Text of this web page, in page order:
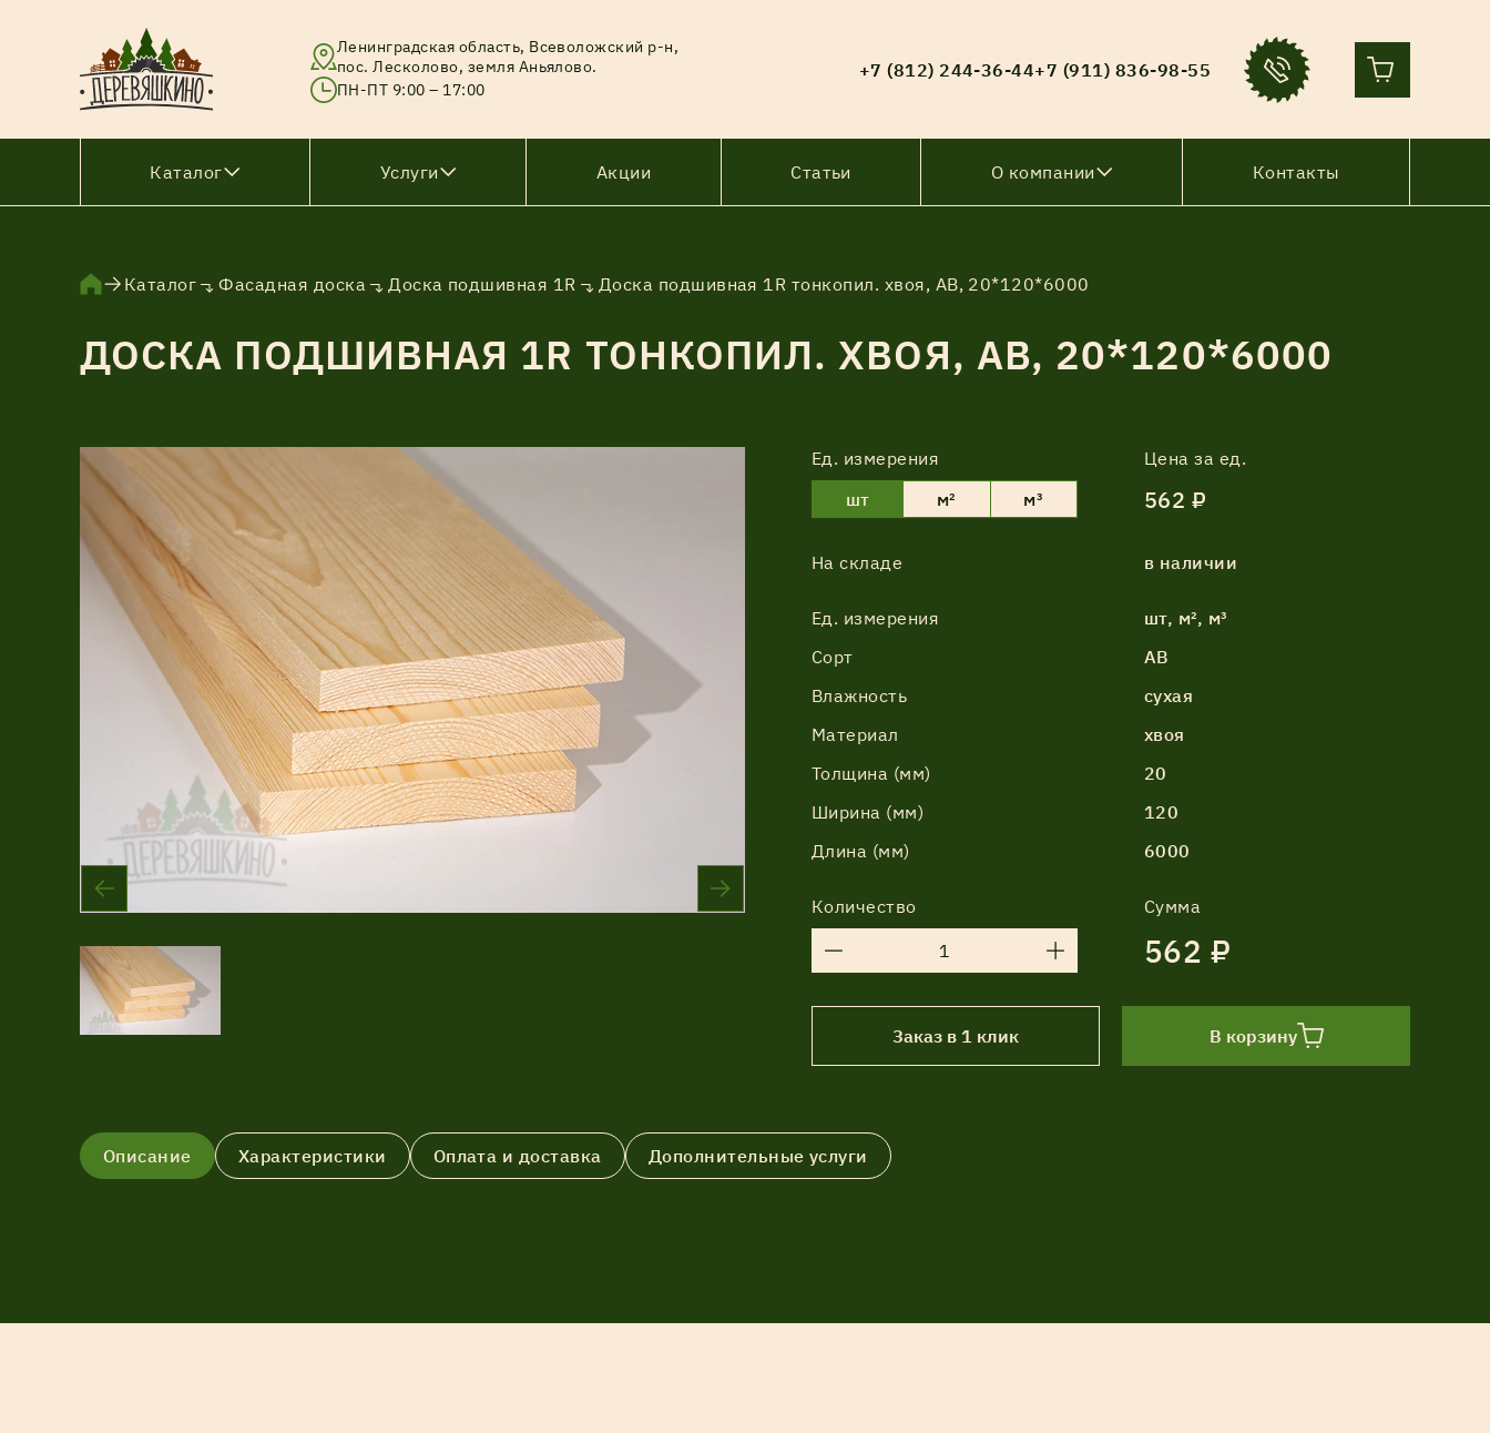
Ленинградская область, Всеволожский р-н,
пос. Лесколово, земля Аньялово.
ПН-ПТ 9:00 – 17:00
+7 (812) 244-36-44+7 (911) 836-98-55
Каталог
Брусок
Вагонка
Доска тонкопиленная
Имитация бруса
Крашеная продукция
Планкен
Террасная доска
Фасадная доска
Услуги Акции Статьи О компании Контакты
Каталог Фасадная доска Доска подшивная 1R Доска подшивная 1R тонкопил. хвоя, АВ, 20*120*6000
ДОСКА ПОДШИВНАЯ 1R ТОНКОПИЛ. ХВОЯ, АВ, 20*120*6000
Ед. измерения
шт
м² м³
Цена за ед.
562 ₽
На складе в наличии
Ед. измерения
шт, м², м³
Сорт
АВ
Влажность
сухая
Материал
хвоя
Толщина (мм)
20
Ширина (мм)
120
Длина (мм)
6000
Количество Сумма
562 ₽
Заказ в 1 клик В корзину
Описание Характеристики Оплата и доставка Дополнительные услуги
персональных данных
Соглашение об обработке
персональных данных